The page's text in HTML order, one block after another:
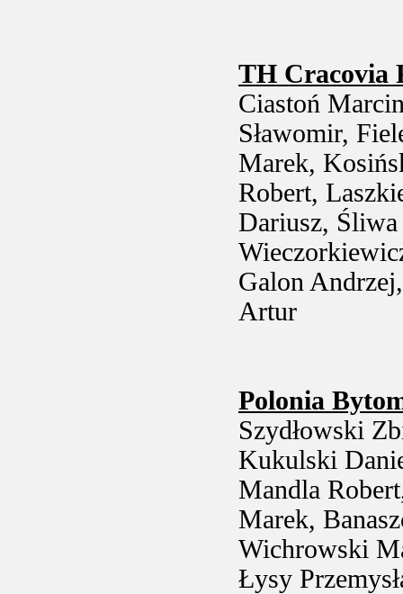
TH Cracovia
Ciastoń
Sławomir,
Marek,
Robert,
Dariusz,
Galon
Artur
Polonia
Szydłowski
Kukulski
Mandla
Marek,
Wichrowski
Łysy